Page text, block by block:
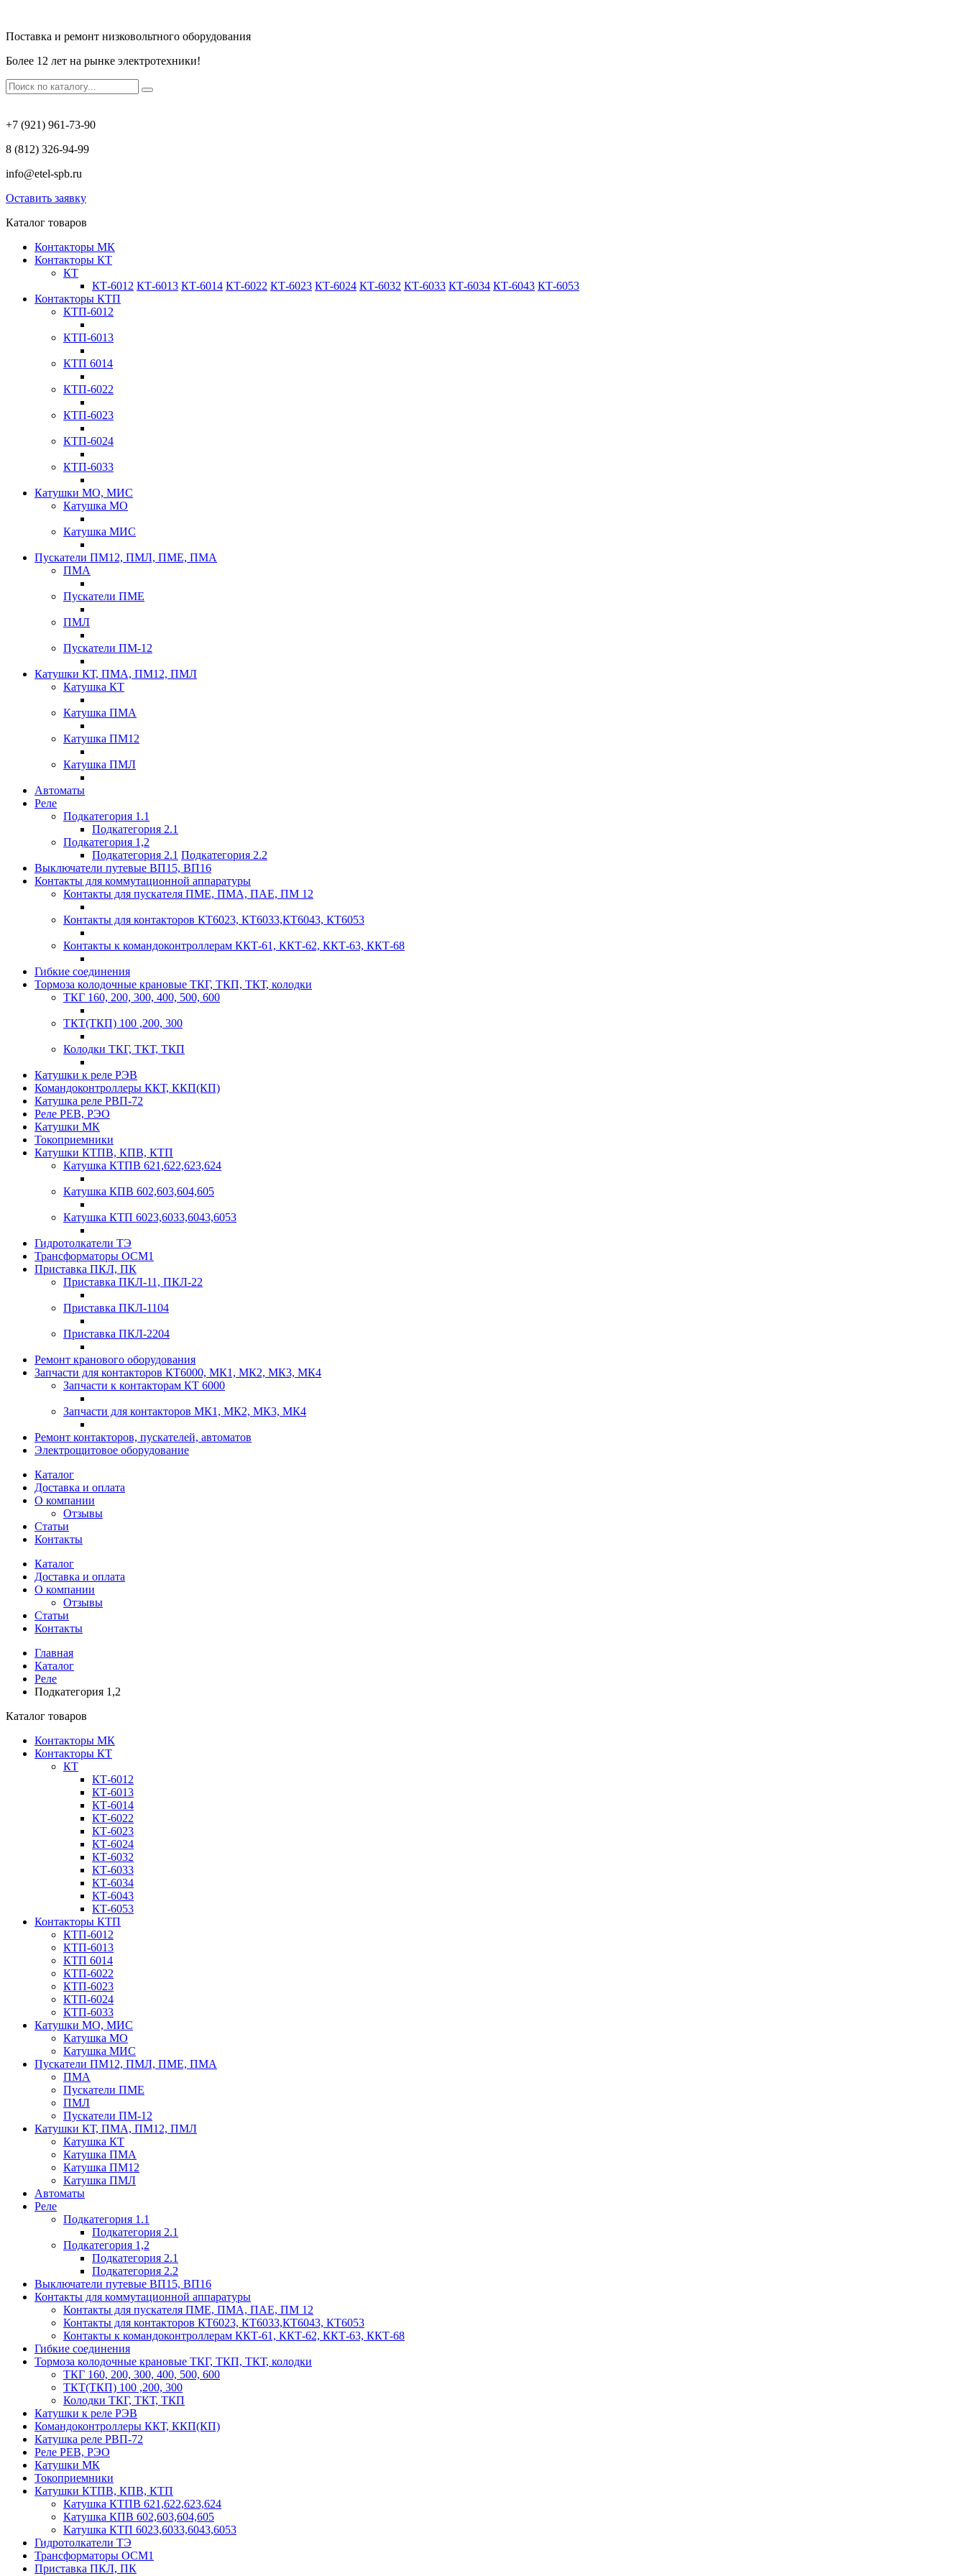
Поставка и ремонт низковольтного оборудования
Более 12 лет на рынке электротехники!
+7 (921) 961-73-90
8 (812) 326-94-99
info@etel-spb.ru
Оставить заявку
Каталог товаров
Контакторы МК
Контакторы КТ
КТ
КТ-6012 КТ-6013 КТ-6014 КТ-6022 КТ-6023 КТ-6024 КТ-6032 КТ-6033 КТ-6034 КТ-6043 КТ-6053
Контакторы КТП
КТП-6012
КТП-6013
КТП 6014
КТП-6022
КТП-6023
КТП-6024
КТП-6033
Катушки МО, МИС
Катушка МО
Катушка МИС
Пускатели ПМ12, ПМЛ, ПМЕ, ПМА
ПМА
Пускатели ПМЕ
ПМЛ
Пускатели ПМ-12
Катушки КТ, ПМА, ПМ12, ПМЛ
Катушка КТ
Катушка ПМА
Катушка ПМ12
Катушка ПМЛ
Автоматы
Реле
Подкатегория 1.1
Подкатегория 2.1
Подкатегория 1,2
Подкатегория 2.1 Подкатегория 2.2
Выключатели путевые ВП15, ВП16
Контакты для коммутационной аппаратуры
Контакты для пускателя ПМЕ, ПМА, ПАЕ, ПМ 12
Контакты для контакторов КТ6023, КТ6033,КТ6043, КТ6053
Контакты к командоконтроллерам ККТ-61, ККТ-62, ККТ-63, ККТ-68
Гибкие соединения
Тормоза колодочные крановые ТКГ, ТКП, ТКТ, колодки
ТКГ 160, 200, 300, 400, 500, 600
ТКТ(ТКП) 100 ,200, 300
Колодки ТКГ, ТКТ, ТКП
Катушки к реле РЭВ
Командоконтроллеры ККТ, ККП(КП)
Катушка реле РВП-72
Реле РЕВ, РЭО
Катушки МК
Токоприемники
Катушки КТПВ, КПВ, КТП
Катушка КТПВ 621,622,623,624
Катушка КПВ 602,603,604,605
Катушка КТП 6023,6033,6043,6053
Гидротолкатели ТЭ
Трансформаторы ОСМ1
Приставка ПКЛ, ПК
Приставка ПКЛ-11, ПКЛ-22
Приставка ПКЛ-1104
Приставка ПКЛ-2204
Ремонт кранового оборудования
Запчасти для контакторов КТ6000, МК1, МК2, МК3, МК4
Запчасти к контакторам КТ 6000
Запчасти для контакторов МК1, МК2, МК3, МК4
Ремонт контакторов, пускателей, автоматов
Электрощитовое оборудование
Каталог
Доставка и оплата
О компании
Отзывы
Статьи
Контакты
Каталог
Доставка и оплата
О компании
Отзывы
Статьи
Контакты
Главная
Каталог
Реле
Подкатегория 1,2
Каталог товаров
Контакторы МК
Контакторы КТ
КТ
КТ-6012
КТ-6013
КТ-6014
КТ-6022
КТ-6023
КТ-6024
КТ-6032
КТ-6033
КТ-6034
КТ-6043
КТ-6053
Контакторы КТП
КТП-6012
КТП-6013
КТП 6014
КТП-6022
КТП-6023
КТП-6024
КТП-6033
Катушки МО, МИС
Катушка МО
Катушка МИС
Пускатели ПМ12, ПМЛ, ПМЕ, ПМА
ПМА
Пускатели ПМЕ
ПМЛ
Пускатели ПМ-12
Катушки КТ, ПМА, ПМ12, ПМЛ
Катушка КТ
Катушка ПМА
Катушка ПМ12
Катушка ПМЛ
Автоматы
Реле
Подкатегория 1.1
Подкатегория 2.1
Подкатегория 1,2
Подкатегория 2.1
Подкатегория 2.2
Выключатели путевые ВП15, ВП16
Контакты для коммутационной аппаратуры
Контакты для пускателя ПМЕ, ПМА, ПАЕ, ПМ 12
Контакты для контакторов КТ6023, КТ6033,КТ6043, КТ6053
Контакты к командоконтроллерам ККТ-61, ККТ-62, ККТ-63, ККТ-68
Гибкие соединения
Тормоза колодочные крановые ТКГ, ТКП, ТКТ, колодки
ТКГ 160, 200, 300, 400, 500, 600
ТКТ(ТКП) 100 ,200, 300
Колодки ТКГ, ТКТ, ТКП
Катушки к реле РЭВ
Командоконтроллеры ККТ, ККП(КП)
Катушка реле РВП-72
Реле РЕВ, РЭО
Катушки МК
Токоприемники
Катушки КТПВ, КПВ, КТП
Катушка КТПВ 621,622,623,624
Катушка КПВ 602,603,604,605
Катушка КТП 6023,6033,6043,6053
Гидротолкатели ТЭ
Трансформаторы ОСМ1
Приставка ПКЛ, ПК